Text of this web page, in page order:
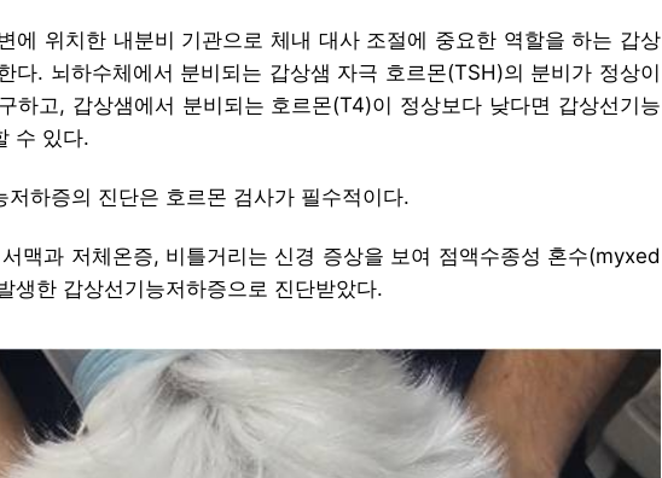
에 위치한 내분비 기관으로 체내 대사 조절에 중요한 역할을 하는 갑상
다. 뇌하수체에서 분비되는 갑상샘 자극 호르몬(TSH)의 분비가 정상이
하고, 갑상샘에서 분비되는 호르몬(T4)이 정상보다 낮다면 갑상선기능
수 있다.
저하증의 진단은 호르몬 검사가 필수적이다.
맥과 저체온증, 비틀거리는 신경 증상을 보여 점액수종성 혼수(myxed
생한 갑상선기능저하증으로 진단받았다.